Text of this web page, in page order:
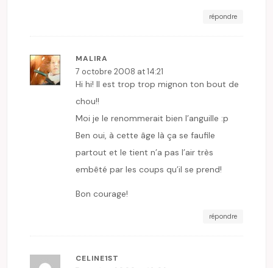
répondre
MALIRA
7 octobre 2008 at 14:21
Hi hi! Il est trop trop mignon ton bout de
chou!!
Moi je le renommerait bien l’anguille :p
Ben oui, à cette âge là ça se faufile
partout et le tient n’a pas l’air très
embêté par les coups qu’il se prend!
Bon courage!
répondre
CELINE1ST